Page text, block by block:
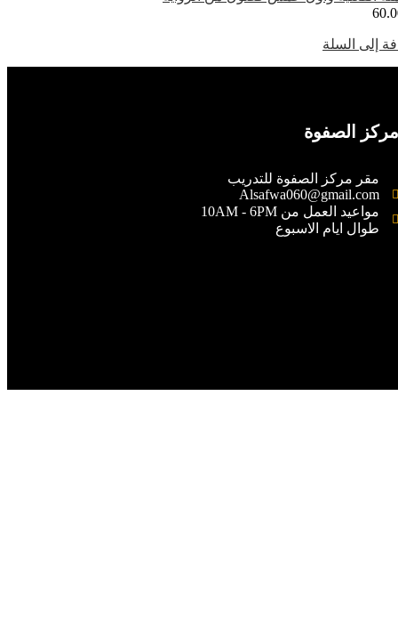
إلى السلة
مركز الصفوة
مقر مركز الصفوة للتدريب
Alsafwa060@gmail.com
مواعيد العمل من 10AM - 6PM
طوال ايام الاسبوع